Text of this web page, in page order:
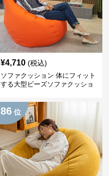
¥4,710 (税込)
ソファクッション 体にフィット
する大型ビーズソファクッショ
86 位